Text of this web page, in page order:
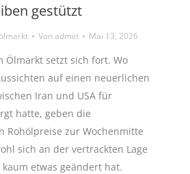
gestützt
Vonadmin Mai 13, 2026
Ölmarkt setzt sich fort. Wo
auf einen neuerlichen
Iran und USA für
hatte, geben die
Rohölpreise zur Wochenmitte
sich an der vertrackten Lage
etwas geändert hat.